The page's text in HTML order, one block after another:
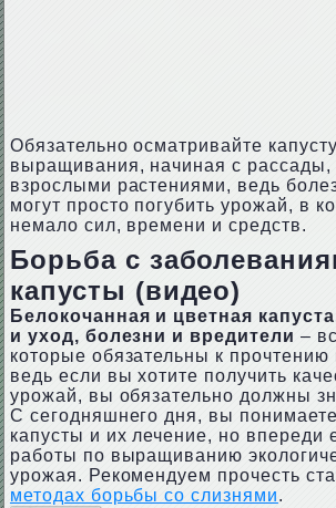
Обязательно осматривайте
выращивания, начиная с рассады,
взрослыми растениями, ведь
могут просто погубить урожай, в
немало сил, времени и средств.
Борьба с
капусты (видео)
Белокочанная и цветная
и уход, болезни и вредители –
которые обязательны к прочтению
ведь если вы хотите получить
урожай, вы обязательно должны
С сегодняшнего дня, вы
капусты и их лечение, но впереди
работы по выращиванию
урожая. Рекомендуем прочесть
методах борьбы со слизнями.